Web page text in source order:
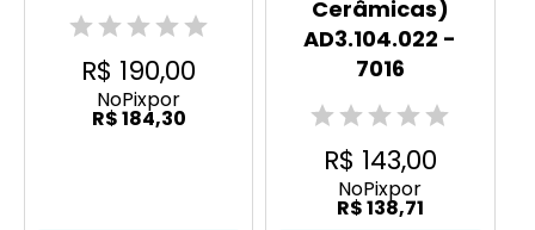
R$ 190,00
NoPixpor
R$ 184,30
Cerâmicas)
AD3.104.022 -
7016
R$ 143,00
NoPixpor
R$ 138,71